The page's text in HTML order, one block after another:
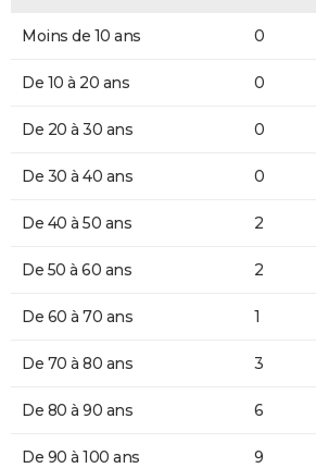
Moins de 10 ans 0
De 10 à 20 ans 0
De 20 à 30 ans 0
De 30 à 40 ans 0
De 40 à 50 ans 2
De 50 à 60 ans 2
De 60 à 70 ans 1
De 70 à 80 ans 3
De 80 à 90 ans 6
De 90 à 100 ans 9